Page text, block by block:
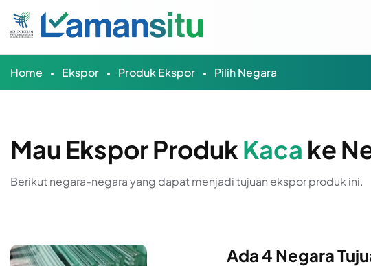
Home Ekspor Produk Ekspor Pilih Negara
Mau Ekspor Produk Kaca ke
Berikut negara-negara yang dapat menjadi tujuan ekspor produk ini.
Ada 4 Negara